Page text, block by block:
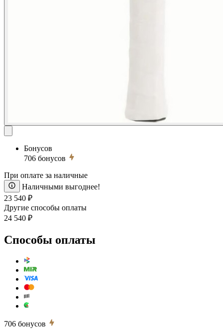
Бонусов
706 бонусов
При оплате за наличные
Наличными выгоднее!
23 540 ₽
Другие способы оплаты
24 540 ₽
Способы оплаты
706 бонусов